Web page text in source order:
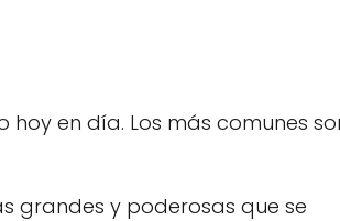
en día. Los más comunes
grandes y poderosas que se